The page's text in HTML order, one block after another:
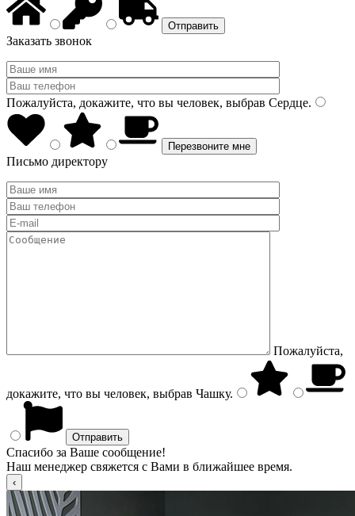
Заказать звонок
Пожалуйста, докажите, что вы человек, выбрав Сердце.
Письмо директору
Пожалуйста,
докажите, что вы человек, выбрав Чашку.
Спасибо за Ваше сообщение!
Наш менеджер свяжется с Вами в ближайшее время.